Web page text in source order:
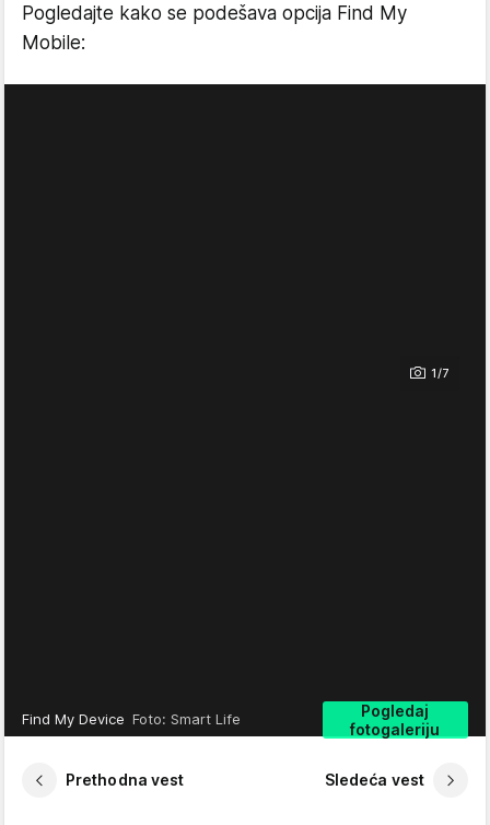
Pogledajte kako se podešava opcija Find My
Mobile:
1/7
Pogledaj
fotogaleriju
Find My Device Foto: Smart Life
Prethodna vest Sledeća vest